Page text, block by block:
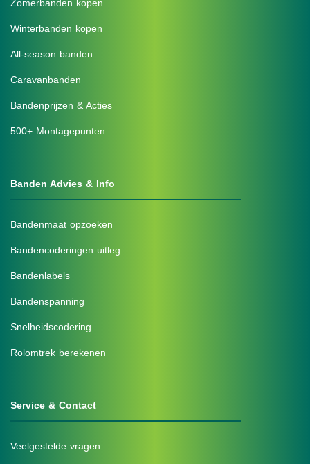
Zomerbanden kopen
Winterbanden kopen
All-season banden
Caravanbanden
Bandenprijzen & Acties
500+ Montagepunten
Banden Advies & Info
Bandenmaat opzoeken
Bandencoderingen uitleg
Bandenlabels
Bandenspanning
Snelheidscodering
Rolomtrek berekenen
Service & Contact
Veelgestelde vragen